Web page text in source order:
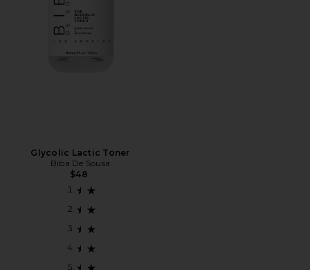
Glycolic Lactic Toner
Biba De Sousa
$48